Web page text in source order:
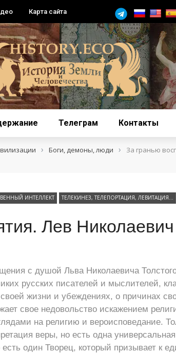
Карта сайта
Телеграм Контакты
› Боги, демоны, люди ›
За гранью
ИНТЕЛЛЕКТ ТЕЛЕКИНЕЗ, ТЕЛЕПОРТАЦИЯ, ЛЕВИТАЦИЯ…
Лев
с душой Льва Николаевича
русских писателей и мыслителей,
жизни и убеждениях, о причинах
свое недовольство искажением
на религию и вероисповедание.
веры, но есть одна
один Творец, который призывает к